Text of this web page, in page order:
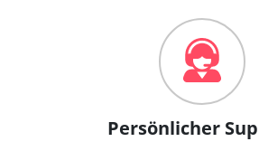
Persönlicher